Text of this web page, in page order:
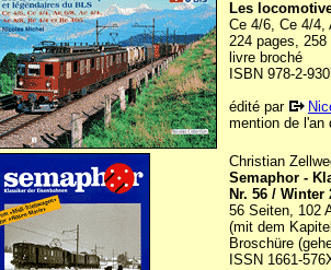
Les
Ce 4/6, Ce 4/4,
224 pages,
livre broché
ISBN 978-2-
édité par
mention de l'an
Christian
Semaphor -
Nr. 56 / Winter
56 Seiten, 102
(mit dem
Broschüre
ISSN 1661-